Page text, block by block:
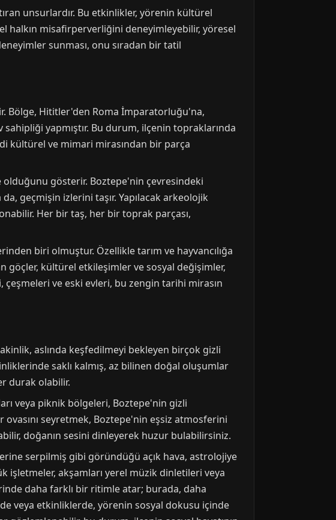
unsurlardır. Bu etkinlikler, yörenin kültürel
halkın misafirperverliğini deneyimleyebilir, yöresel
sunması, onu sıradan bir tatil
Bölge, Hititler'den Roma İmparatorluğu'na,
yapmıştır. Bu durum, ilçenin topraklarında
kültürel ve mimari mirasından bir parça
olduğunu gösterir. Boztepe'nin çevresindeki
geçmişin izlerini taşır. Yapılacak arkeolojik
Her bir taş, her bir toprak parçası,
biri olmuştur. Özellikle tarım ve hayvancılığa
göçler, kültürel etkileşimler ve sosyal değişimler,
ve eski evleri, bu zengin tarihi mirasın
aslında keşfedilmeyi bekleyen birçok gizli
saklı kalmış, az bilinen doğal oluşumlar
durak olabilir.
veya piknik bölgeleri, Boztepe'nin gizli
seyretmek, Boztepe'nin eşsiz atmosferini
doğanın sesini dinleyerek huzur bulabilirsiniz.
serpilmiş gibi göründüğü açık hava, astrolojiye
işletmeler, akşamları yerel müzik dinletileri veya
daha farklı bir ritimle atar; burada, daha
veya etkinliklerde, yörenin sosyal dokusu içinde